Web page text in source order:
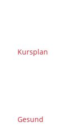
Kursplan
Gesund